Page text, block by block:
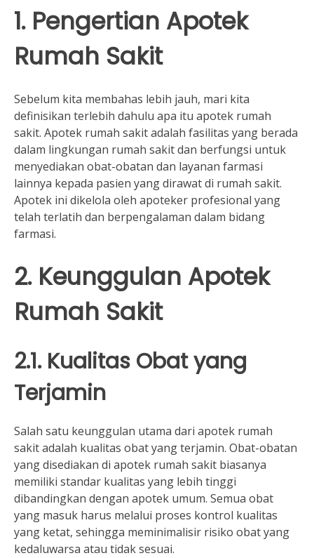
1. Pengertian Apotek
Rumah Sakit
Sebelum kita membahas lebih jauh, mari kita
definisikan terlebih dahulu apa itu apotek rumah
sakit. Apotek rumah sakit adalah fasilitas yang berada
dalam lingkungan rumah sakit dan berfungsi untuk
menyediakan obat-obatan dan layanan farmasi
lainnya kepada pasien yang dirawat di rumah sakit.
Apotek ini dikelola oleh apoteker profesional yang
telah terlatih dan berpengalaman dalam bidang
farmasi.
2. Keunggulan Apotek
Rumah Sakit
2.1. Kualitas Obat yang
Terjamin
Salah satu keunggulan utama dari apotek rumah
sakit adalah kualitas obat yang terjamin. Obat-obatan
yang disediakan di apotek rumah sakit biasanya
memiliki standar kualitas yang lebih tinggi
dibandingkan dengan apotek umum. Semua obat
yang masuk harus melalui proses kontrol kualitas
yang ketat, sehingga meminimalisir risiko obat yang
kedaluwarsa atau tidak sesuai.